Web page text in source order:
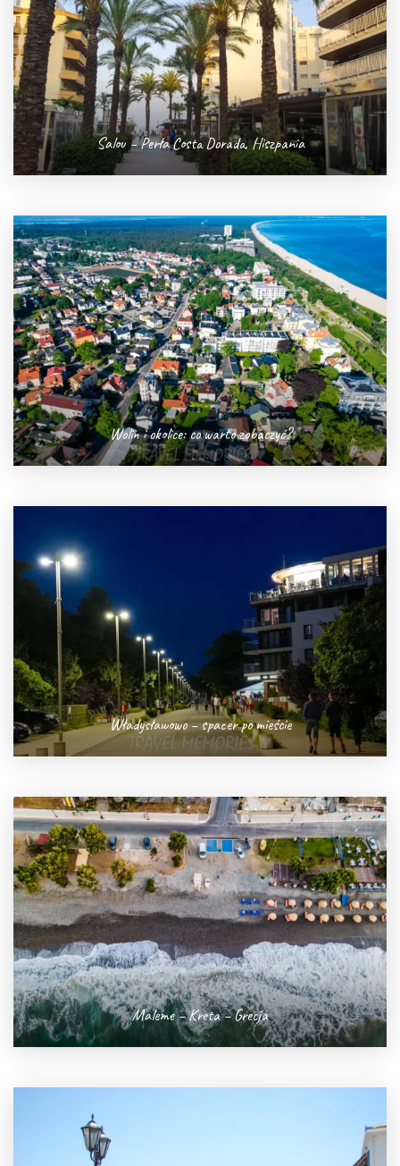
Salou – Perła Costa Dorada, Hiszpania
Wolin i okolice: co warto zobaczyć?
Władysławowo – spacer po mieście
Maleme – Kreta – Grecja